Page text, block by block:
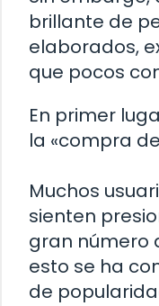
brillante de
elaborados,
que pocos
En primer
la «compra
Muchos
sienten
gran número
esto se ha
de